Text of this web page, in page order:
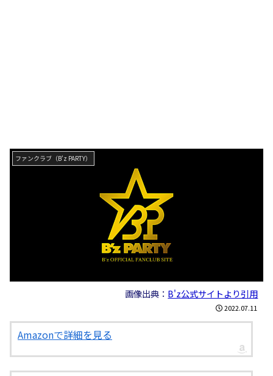
ファンクラブ（B'z PARTY）
画像出典： B'z公式サイトより引用
2022.07.11
Amazonで詳細を見る